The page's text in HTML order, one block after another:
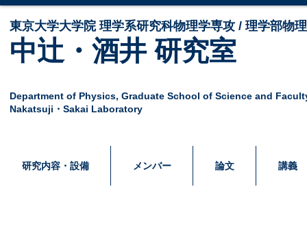
東京大学大学院 ​理学系研究科物理学専攻 / 理学部物
中辻・酒井 研究室
Department of Physics, Graduate School of Science and
Nakatsuji・Sakai Laboratory
研究内容・設備 メンバー 論文 講義